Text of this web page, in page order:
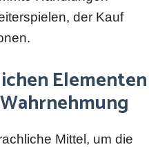
der Kauf
Elementen
Mittel, um die